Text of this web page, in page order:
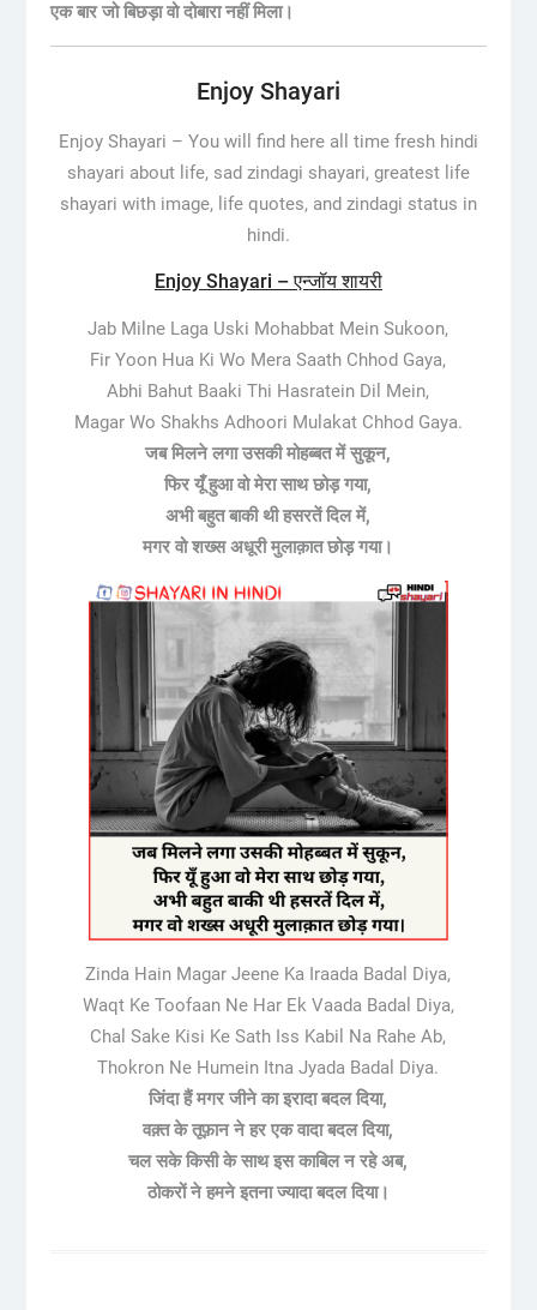
एक बार जो बिछड़ा वो दोबारा नहीं मिला।
Enjoy Shayari
Enjoy Shayari – You will find here all time fresh hindi
shayari about life, sad zindagi shayari, greatest life
shayari with image, life quotes, and zindagi status in
hindi.
Enjoy Shayari – एन्जॉय शायरी
Jab Milne Laga Uski Mohabbat Mein Sukoon,
Fir Yoon Hua Ki Wo Mera Saath Chhod Gaya,
Abhi Bahut Baaki Thi Hasratein Dil Mein,
Magar Wo Shakhs Adhoori Mulakat Chhod Gaya.
जब मिलने लगा उसकी मोहब्बत में सुकून,
फिर यूँ हुआ वो मेरा साथ छोड़ गया,
अभी बहुत बाकी थी हसरतें दिल में,
मगर वो शख्स अधूरी मुलाक़ात छोड़ गया।
Zinda Hain Magar Jeene Ka Iraada Badal Diya,
Waqt Ke Toofaan Ne Har Ek Vaada Badal Diya,
Chal Sake Kisi Ke Sath Iss Kabil Na Rahe Ab,
Thokron Ne Humein Itna Jyada Badal Diya.
जिंदा हैं मगर जीने का इरादा बदल दिया,
वक़्त के तूफ़ान ने हर एक वादा बदल दिया,
चल सके किसी के साथ इस काबिल न रहे अब,
ठोकरों ने हमने इतना ज्यादा बदल दिया।